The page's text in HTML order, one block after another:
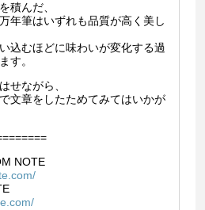
積んだ、
年筆はいずれも品質が高く美し
込むほどに味わいが変化する過
す。
せながら、
文章をしたためてみてはいかが
NOTE